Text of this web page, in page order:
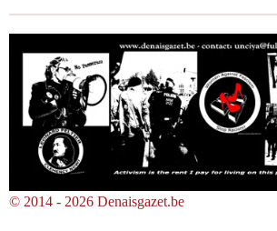
© 2014 - 2026 Denaisgazet.be